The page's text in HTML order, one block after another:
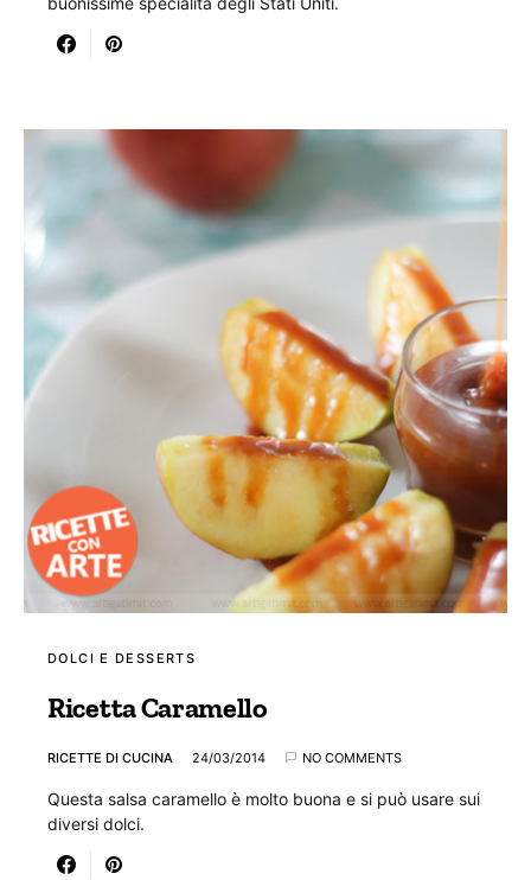
DOLCI E DESSERTS
Ricetta Caramello
RICETTE DI CUCINA 24/03/2014 NO COMMENTS
Questa salsa caramello è molto buona e si può usare sui
diversi dolci.